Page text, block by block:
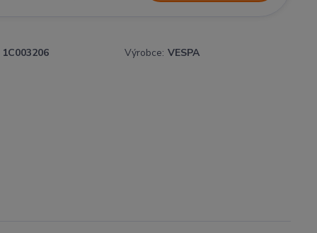
1C003206 Výrobce: VESPA